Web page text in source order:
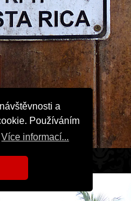
a
Používáním
Více informací...